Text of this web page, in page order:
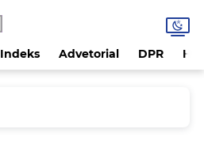
Indeks Advetorial DPR